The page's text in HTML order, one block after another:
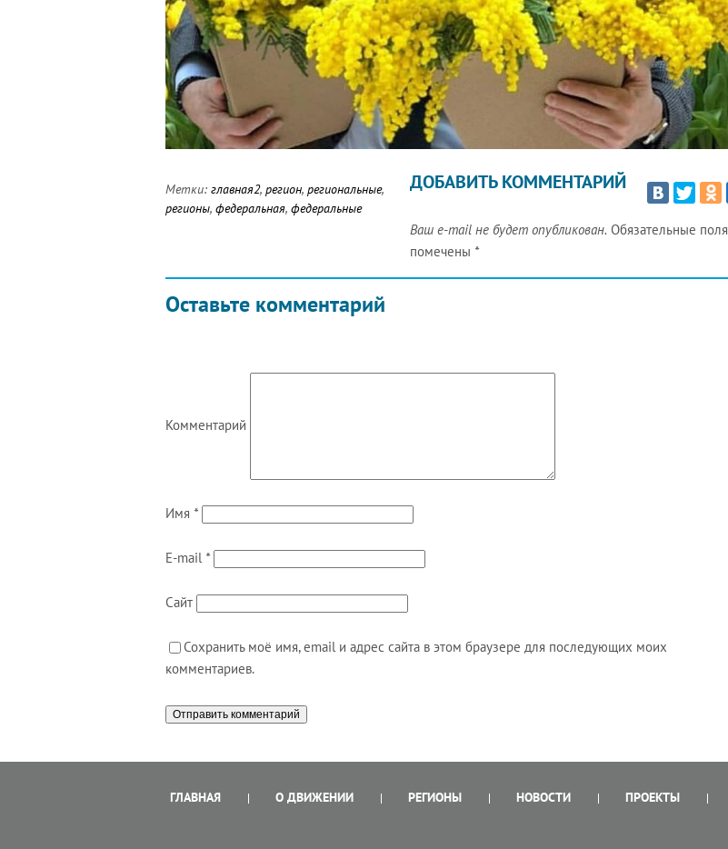
Метки: главная2, регион, региональные,
регионы, федеральная, федеральные
Оставьте комментарий
ДОБАВИТЬ КОММЕНТАРИЙ
Ваш e-mail не будет опубликован. Обязательные поля
помечены *
Комментарий
Имя *
E-mail *
Сайт
Сохранить моё имя, email и адрес сайта в этом браузере для последующих моих
комментариев.
ГЛАВНАЯ О ДВИЖЕНИИ РЕГИОНЫ НОВОСТИ ПРОЕКТЫ